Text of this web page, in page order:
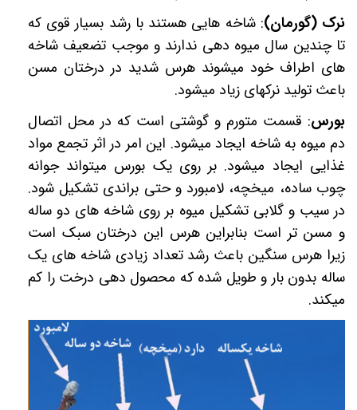
نرک (گورمان): شاخه هایی هستند با رشد بسیار قوی که
تا چندین سال میوه دهی ندارند و موجب تضعیف شاخه
های اطراف خود میشوند هرس شدید در درختان مسن
باعث تولید نرکهای زیاد میشود.
بورس: قسمت متورم و گوشتی است که در محل اتصال
دم میوه به شاخه ایجاد میشود. این امر در اثر تجمع مواد
غذایی ایجاد میشود. بر روی یک بورس میتواند جوانه
چوب ساده، میخچه، لامبورد و حتی براندی تشکیل شود.
در سیب و گلابی تشکیل میوه بر روی شاخه های دو ساله
و مسن تر است بنابراین هرس این درختان سبک است
زیرا هرس سنگین باعث رشد تعداد زیادی شاخه های یک
ساله بدون بار و طویل شده که محصول دهی درخت را کم
میکند.